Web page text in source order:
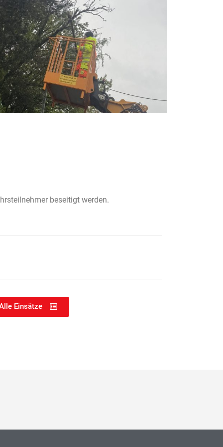
beseitigt werden.
Einsätze